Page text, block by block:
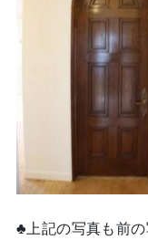
♣上記の写真も前